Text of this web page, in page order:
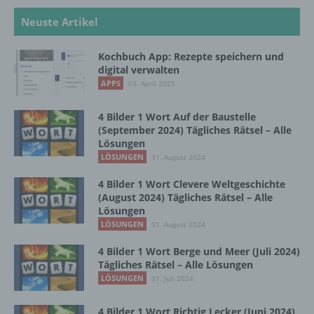
Neuste Artikel
Kochbuch App: Rezepte speichern und
digital verwalten
APPS 03. April 2025
4 Bilder 1 Wort Auf der Baustelle
(September 2024) Tägliches Rätsel – Alle
Lösungen
LÖSUNGEN 31. August 2024
4 Bilder 1 Wort Clevere Weltgeschichte
(August 2024) Tägliches Rätsel – Alle
Lösungen
LÖSUNGEN 01. August 2024
4 Bilder 1 Wort Berge und Meer (Juli 2024)
Tägliches Rätsel – Alle Lösungen
LÖSUNGEN 01. Juli 2024
Betroffene Person ist jede identifizierte oder
identifizierbare natürliche Person, deren
personenbezogene Daten von dem für die
Verarbeitung Verantwortlichen verarbeitet
werden.
Verarbeitung ist jeder mit oder ohne Hilfe
automatisierter Verfahren ausgeführte
Vorgang oder jede solche Vorgangsreihe im
Zusammenhang mit personenbezogenen
Daten wie das Erheben, das Erfassen, die
Organisation, das Ordnen, die Speicherung,
die Anpassung oder Veränderung, das